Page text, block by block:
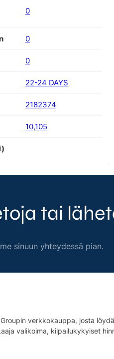
0
0
0
22-24 DAYS
2182374
10,105
tai
sinuun yhteydessä pian.
verkkokauppa, josta
valikoima, kilpailukykyiset